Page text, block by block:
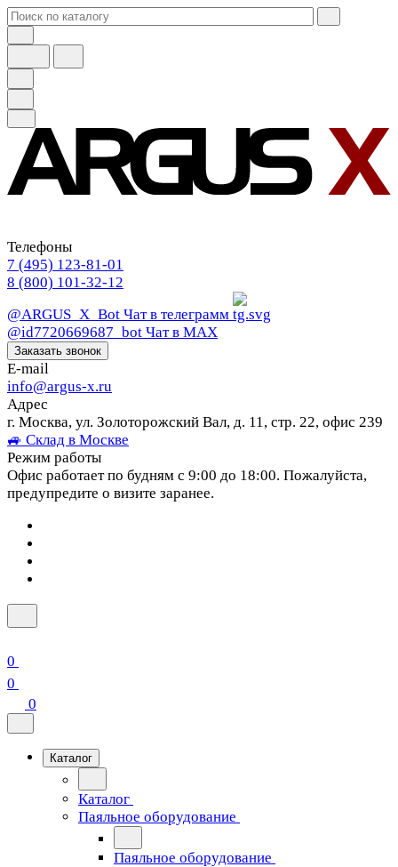
Телефоны
7 (495) 123-81-01
8 (800) 101-32-12
@ARGUS_X_Bot Чат в телеграмм
@id7720669687_bot Чат в МАХ
Заказать звонок
E-mail
info@argus-x.ru
Адрес
г. Москва, ул. Золоторожский Вал, д. 11, стр. 22, офис 239
🚙 Склад в Москве
Режим работы
Офис работает по будням с 9:00 до 18:00. Пожалуйста,
предупредите о визите заранее.
0
0
0
Каталог
Каталог
Паяльное оборудование
Паяльное оборудование